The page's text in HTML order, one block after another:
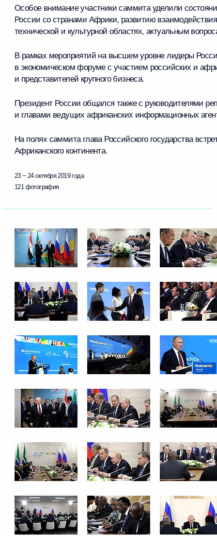
Особое внимание участники саммита уделили
России со странами Африки, развитию
технической и культурной областях, актуальным
В рамках мероприятий на высшем уровне лидеры
в экономическом форуме с участием российских и
и представителей крупного бизнеса.
Президент России общался также с руководителями
и главами ведущих африканских информационных
На полях саммита глава Российского государства
Африканского континента.
23 − 24 октября 2019 года
121 фотография